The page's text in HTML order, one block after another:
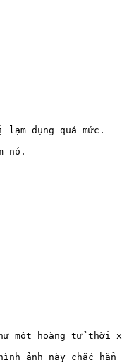
dụng quá mức.
nó.
một hoàng tử
ảnh này chắc